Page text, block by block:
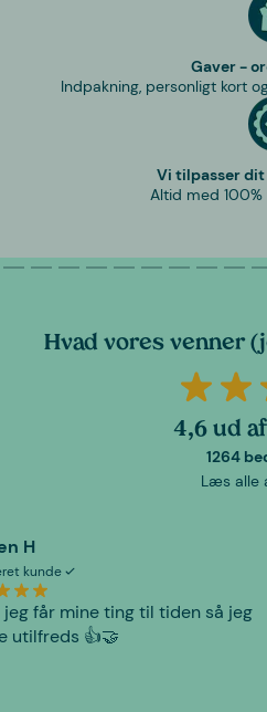
Gaver -
Indpakning, personligt kort
Vi tilpasser
Altid med
Hvad vores venner
4,6 ud
1264
Læs alle
H
kunde
jeg får mine ting til tiden så jeg
utilfreds 👍🤝